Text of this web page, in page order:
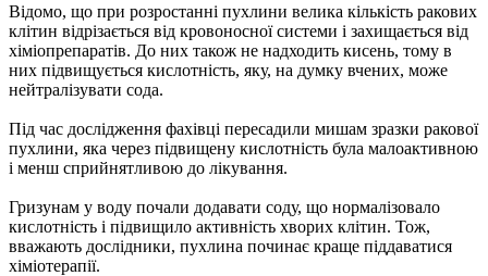
Відомо, що при розростанні пухлини велика кількість ракових
клітин відрізається від кровоносної системи і захищається від
хіміопрепаратів. До них також не надходить кисень, тому в
них підвищується кислотність, яку, на думку вчених, може
нейтралізувати сода.
Під час дослідження фахівці пересадили мишам зразки ракової
пухлини, яка через підвищену кислотність була малоактивною
і менш сприйнятливою до лікування.
Гризунам у воду почали додавати соду, що нормалізовало
кислотність і підвищило активність хворих клітин. Тож,
вважають дослідники, пухлина починає краще піддаватися
хіміотерапії.